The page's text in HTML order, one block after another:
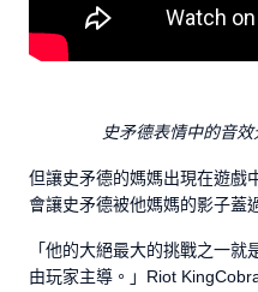
史矛德表情中的音
但讓史矛德的媽媽出現在遊戲
會讓史矛德被他媽媽的影子蓋
「他的大絕最大的挑戰之一就
由玩家主導。」Riot